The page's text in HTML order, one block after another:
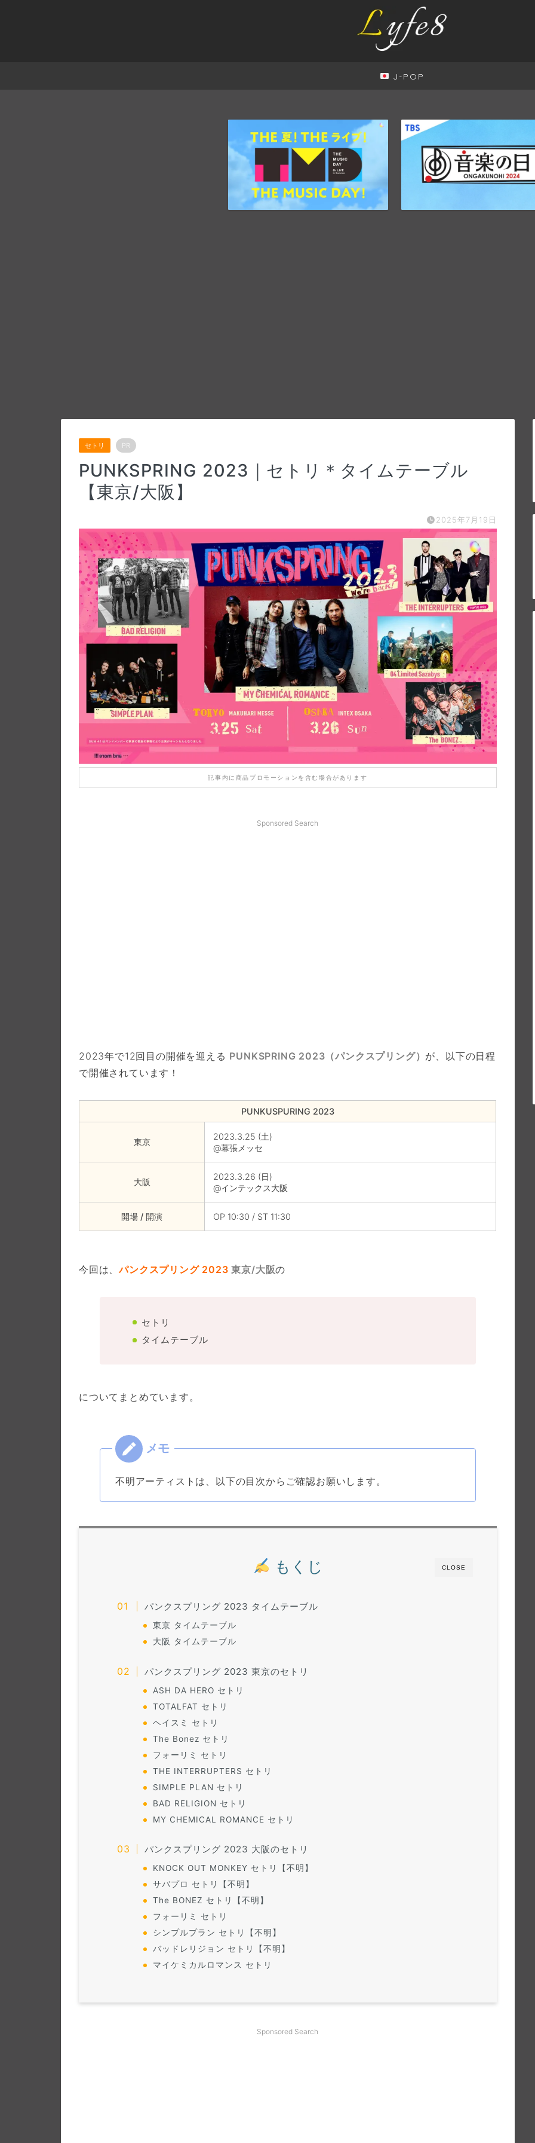
J-POP
セトリ PR
PUNKSPRING 2023｜セトリ＊タイムテーブル
【東京/大阪】
2025年7月19日
記事内に商品プロモーションを含む場合があります
Sponsored Search
2023年で12回目の開催を迎える PUNKSPRING 2023（パンクスプリング） が、以下の日程
で開催されています！
PUNKUSPURING 2023
東京
2023.3.25 (土)
@幕張メッセ
大阪
2023.3.26 (日)
@インテックス大阪
開場 / 開演 OP 10:30 / ST 11:30
今回は、パンクスプリング 2023 東京/大阪の
セトリ
タイムテーブル
についてまとめています。
不明アーティストは、以下の目次からご確認お願いします。
CLOSE
もくじ
パンクスプリング 2023 タイムテーブル
東京 タイムテーブル
大阪 タイムテーブル
パンクスプリング 2023 東京のセトリ
ASH DA HERO セトリ
TOTALFAT セトリ
ヘイスミ セトリ
The Bonez セトリ
フォーリミ セトリ
THE INTERRUPTERS セトリ
SIMPLE PLAN セトリ
BAD RELIGION セトリ
MY CHEMICAL ROMANCE セトリ
パンクスプリング 2023 大阪のセトリ
KNOCK OUT MONKEY セトリ【不明】
サバプロ セトリ【不明】
The BONEZ セトリ【不明】
フォーリミ セトリ
シンプルプラン セトリ【不明】
バッドレリジョン セトリ【不明】
マイケミカルロマンス セトリ
Sponsored Search